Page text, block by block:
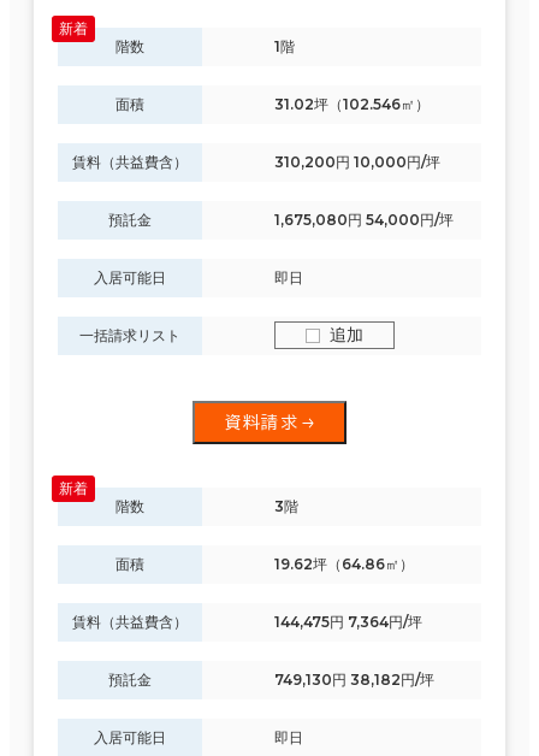
階数 1階
面積 31.02坪（102.546㎡）
賃料（共益費含） 310,200円 10,000円/坪
預託金 1,675,080円 54,000円/坪
入居可能日 即日
一括請求リスト 追加
資料請求
階数 3階
面積 19.62坪（64.86㎡）
賃料（共益費含） 144,475円 7,364円/坪
預託金 749,130円 38,182円/坪
入居可能日 即日
条件で絞り込む
現在の条件
面積選択